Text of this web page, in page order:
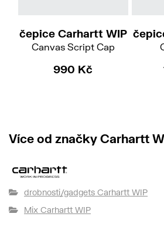
čepice Carhartt WIP
Canvas Script Cap
990 Kč
Více od značky Carhartt
drobnosti/gadgets Carhartt WIP
Mix Carhartt WIP